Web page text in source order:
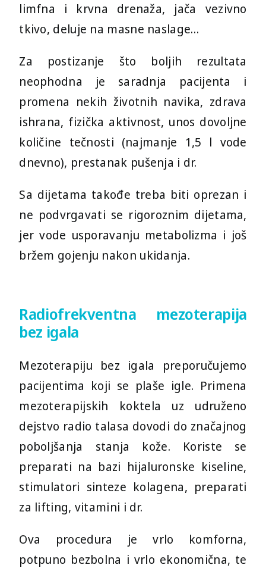
limfna i krvna drenaža, jača vezivno
tkivo, deluje na masne naslage…
Za postizanje što boljih rezultata
neophodna je saradnja pacijenta i
promena nekih životnih navika, zdrava
ishrana, fizička aktivnost, unos dovoljne
količine tečnosti (najmanje 1,5 l vode
dnevno), prestanak pušenja i dr.
Sa dijetama takođe treba biti oprezan i
ne podvrgavati se rigoroznim dijetama,
jer vode usporavanju metabolizma i još
bržem gojenju nakon ukidanja.
Radiofrekventna mezoterapija
bez igala
Mezoterapiju bez igala preporučujemo
pacijentima koji se plaše igle. Primena
mezoterapijskih koktela uz udruženo
dejstvo radio talasa dovodi do značajnog
poboljšanja stanja kože. Koriste se
preparati na bazi hijaluronske kiseline,
stimulatori sinteze kolagena, preparati
za lifting, vitamini i dr.
Ova procedura je vrlo komforna,
potpuno bezbolna i vrlo ekonomična, te